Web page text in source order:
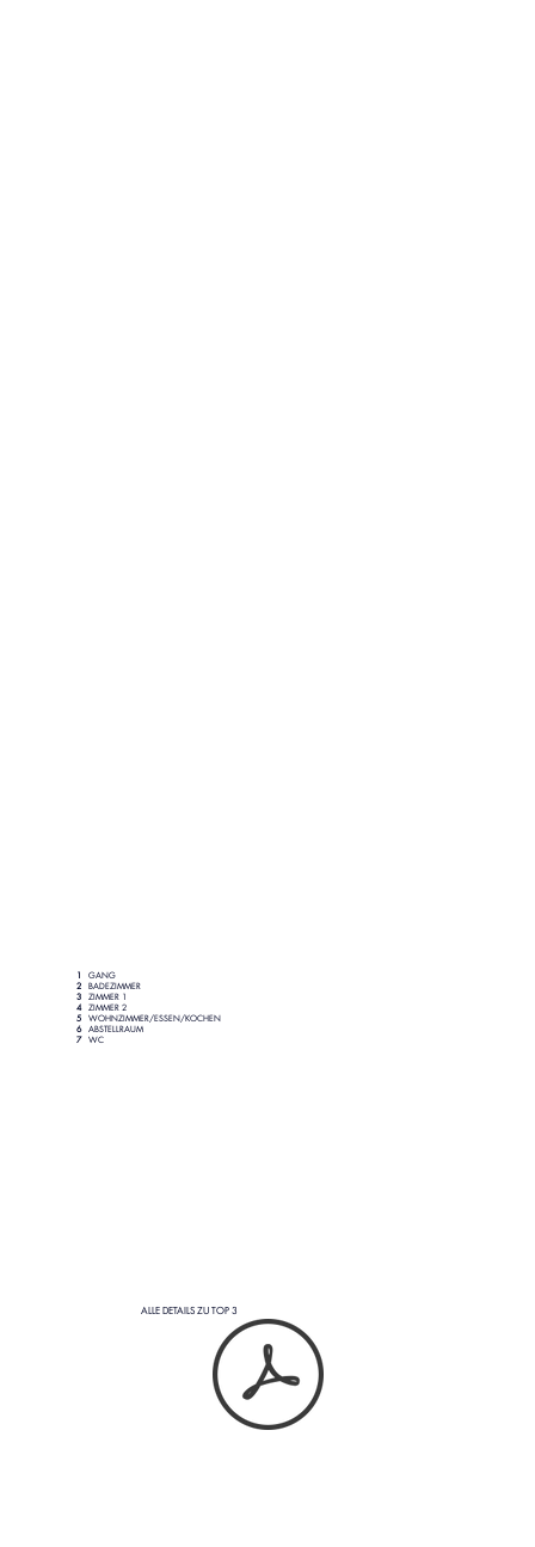
1
GANG
2 BADEZIMMER
3 ZIMMER 1
4ZIMMER 2
5 WOHNZIMMER/ESSEN/KOCHEN
6ABSTELLRAUM
7 WC
ALLE DETAILS ZU TOP 3